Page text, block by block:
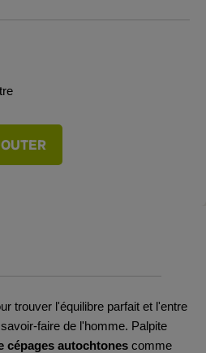
trouver l'équilibre parfait et l'entre
faire de l'homme. Palpite
cépages autochtones comme